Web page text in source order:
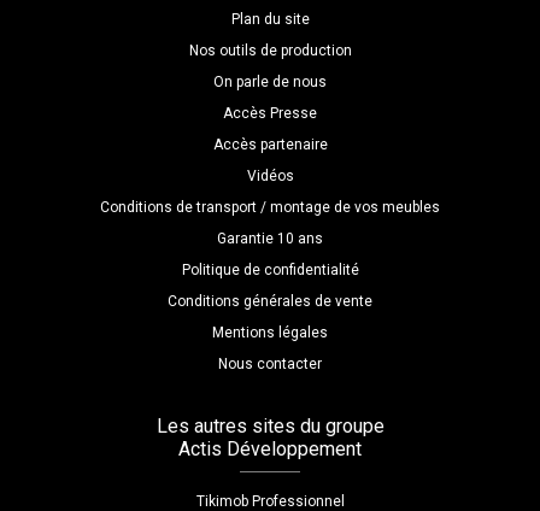
Plan du site
Nos outils de production
On parle de nous
Accès Presse
Accès partenaire
Vidéos
Conditions de transport / montage de vos meubles
Garantie 10 ans
Politique de confidentialité
Conditions générales de vente
Mentions légales
Nous contacter
Les autres sites du groupe
Actis Développement
Tikimob Professionnel